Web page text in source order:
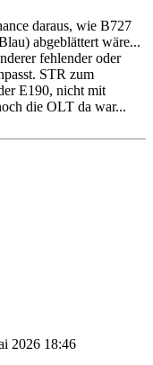
daraus, wie B727
abgeblättert wäre...
fehlender oder
STR zum
E190, nicht mit
die OLT da war...
2026 18:46